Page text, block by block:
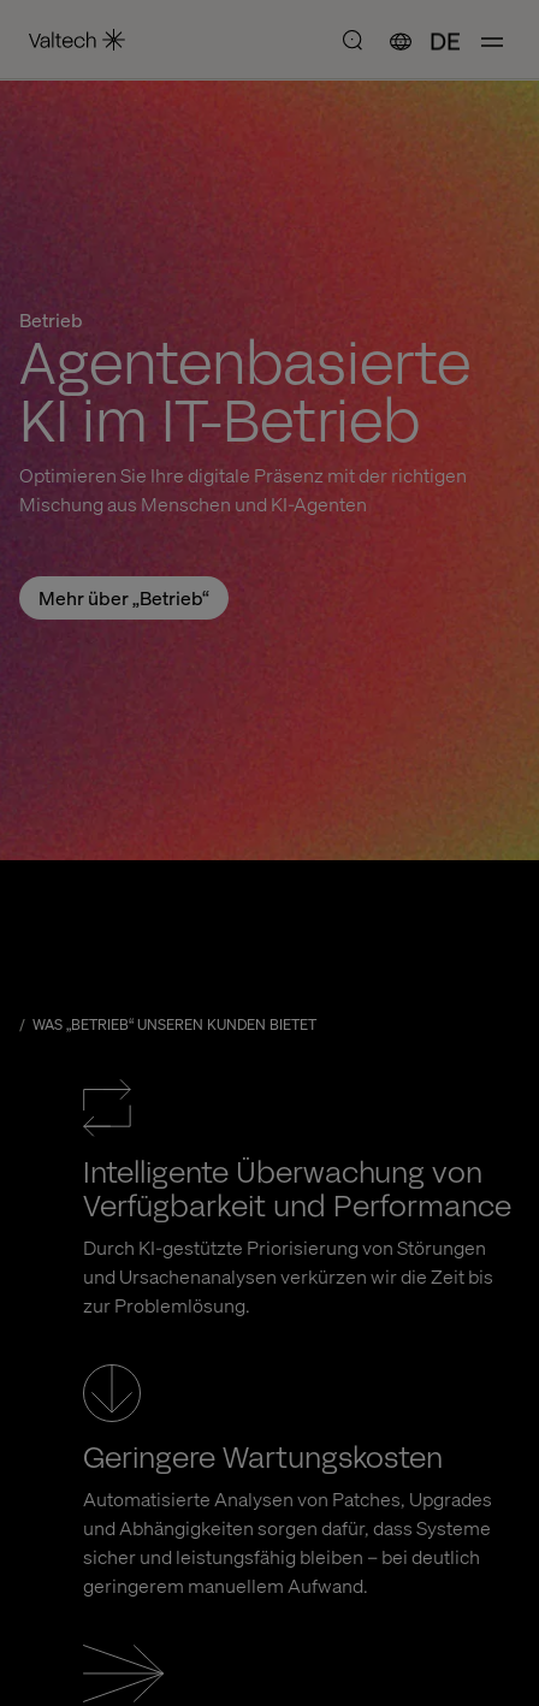
DE
Agentenbasierte
KI im IT-Betrieb
Optimieren Sie Ihre digitale Präsenz mit der richtigen
Mischung aus Menschen und KI-Agenten
Betrieb
Mehr über „Betrieb“
WAS „BETRIEB“ UNSEREN KUNDEN BIETET
Intelligente Überwachung von
Verfügbarkeit und Performance
Durch KI-gestützte Priorisierung von Störungen
und Ursachenanalysen verkürzen wir die Zeit bis
zur Problemlösung.
Geringere Wartungskosten
Automatisierte Analysen von Patches, Upgrades
und Abhängigkeiten sorgen dafür, dass Systeme
sicher und leistungsfähig bleiben – bei deutlich
geringerem manuellem Aufwand.